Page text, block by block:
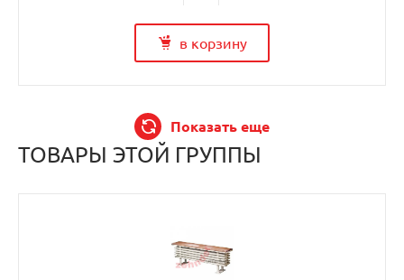
в корзину
Показать еще
ТОВАРЫ ЭТОЙ ГРУППЫ